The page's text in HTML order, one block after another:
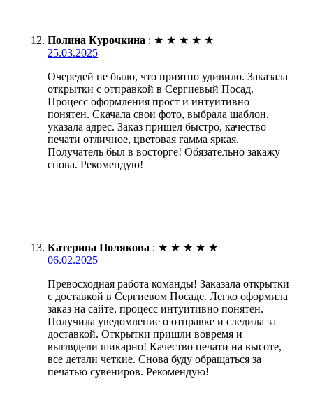
Полина Курочкина : ★ ★ ★ ★ ★
25.03.2025
Очередей не было, что приятно удивило. Заказала
открытки с отправкой в Сергиевый Посад.
Процесс оформления прост и интуитивно
понятен. Скачала свои фото, выбрала шаблон,
указала адрес. Заказ пришел быстро, качество
печати отличное, цветовая гамма яркая.
Получатель был в восторге! Обязательно закажу
снова. Рекомендую!
Катерина Полякова : ★ ★ ★ ★ ★
06.02.2025
Превосходная работа команды! Заказала открытки
с доставкой в Сергиевом Посаде. Легко оформила
заказ на сайте, процесс интуитивно понятен.
Получила уведомление о отправке и следила за
доставкой. Открытки пришли вовремя и
выглядели шикарно! Качество печати на высоте,
все детали четкие. Снова буду обращаться за
печатью сувениров. Рекомендую!